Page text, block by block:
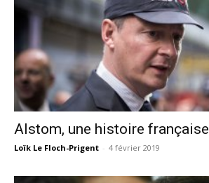
Alstom, une histoire française
Loïk Le Floch-Prigent - 4 février 2019